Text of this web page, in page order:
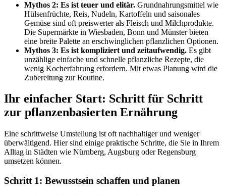
Mythos 2: Es ist teuer und elitär. Grundnahrungsmittel wie
Hülsenfrüchte, Reis, Nudeln, Kartoffeln und saisonales
Gemüse sind oft preiswerter als Fleisch und Milchprodukte.
Die Supermärkte in Wiesbaden, Bonn und Münster bieten
eine breite Palette an erschwinglichen pflanzlichen Optionen.
Mythos 3: Es ist kompliziert und zeitaufwendig. Es gibt
unzählige einfache und schnelle pflanzliche Rezepte, die
wenig Kocherfahrung erfordern. Mit etwas Planung wird die
Zubereitung zur Routine.
Ihr einfacher Start: Schritt für Schritt
zur pflanzenbasierten Ernährung
Eine schrittweise Umstellung ist oft nachhaltiger und weniger
überwältigend. Hier sind einige praktische Schritte, die Sie in Ihrem
Alltag in Städten wie Nürnberg, Augsburg oder Regensburg
umsetzen können.
Schritt 1: Bewusstsein schaffen und planen